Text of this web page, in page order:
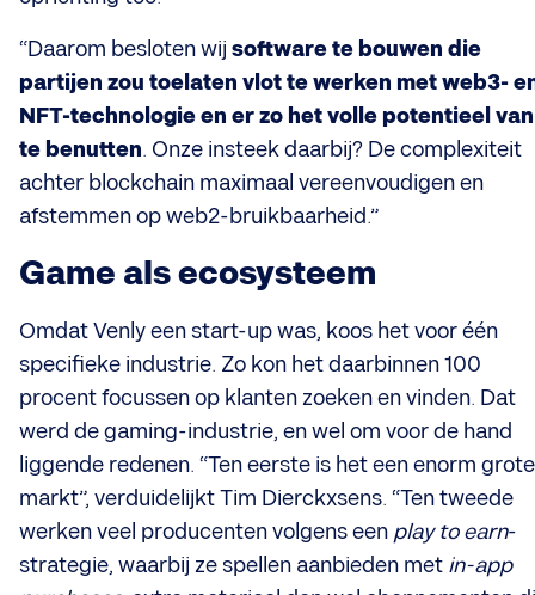
“Daarom besloten wij software te bouwen die
partijen zou toelaten vlot te werken met web3-
NFT-technologie en er zo het volle potentieel van
te benutten. Onze insteek daarbij? De complexiteit
achter blockchain maximaal vereenvoudigen en
afstemmen op web2-bruikbaarheid.”
Game als ecosysteem
Omdat Venly een start-up was, koos het voor één
specifieke industrie. Zo kon het daarbinnen 100
procent focussen op klanten zoeken en vinden. Dat
werd de gaming-industrie, en wel om voor de hand
liggende redenen. “Ten eerste is het een enorm grote
markt”, verduidelijkt Tim Dierckxsens. “Ten tweede
werken veel producenten volgens een play to earn-
strategie, waarbij ze spellen aanbieden met in-app